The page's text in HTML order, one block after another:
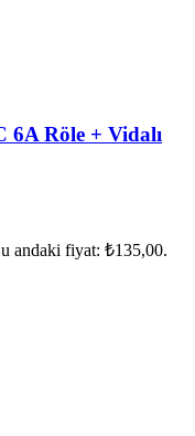
6A Röle + Vidalı
andaki fiyat: ₺135,00.